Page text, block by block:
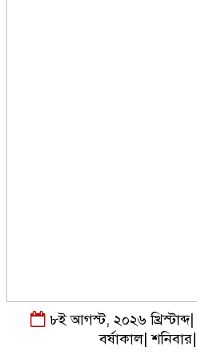
৮ই আগস্ট, ২০২৬ খ্রিস্টাব্দ|
বর্ষাকাল|শনিবার